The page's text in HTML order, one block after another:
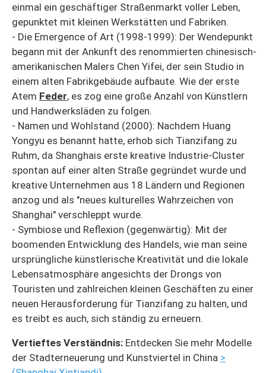
einmal ein geschäftiger Straßenmarkt voller Leben,
gepunktet mit kleinen Werkstätten und Fabriken.
- Die Emergence of Art (1998-1999): Der Wendepunkt
begann mit der Ankunft des renommierten chinesisch-
amerikanischen Malers Chen Yifei, der sein Studio in
einem alten Fabrikgebäude aufbaute. Wie der erste
Atem Feder, es zog eine große Anzahl von Künstlern
und Handwerksläden zu folgen.
- Namen und Wohlstand (2000): Nachdem Huang
Yongyu es benannt hatte, erhob sich Tianzifang zu
Ruhm, da Shanghais erste kreative Industrie-Cluster
spontan auf einer alten Straße gegründet wurde und
kreative Unternehmen aus 18 Ländern und Regionen
anzog und als "neues kulturelles Wahrzeichen von
Shanghai" verschleppt wurde.
- Symbiose und Reflexion (gegenwärtig): Mit der
boomenden Entwicklung des Handels, wie man seine
ursprüngliche künstlerische Kreativität und die lokale
Lebensatmosphäre angesichts der Drongs von
Touristen und zahlreichen kleinen Geschäften zu einer
neuen Herausforderung für Tianzifang zu halten, und
es treibt es auch, sich ständig zu erneuern.
Vertieftes Verständnis: Entdecken Sie mehr Modelle
der Stadterneuerung und Kunstviertel in China >